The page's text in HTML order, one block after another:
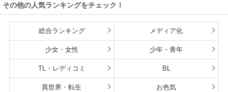
その他の人気ランキングをチェック！
総合ランキング メディア化
少女・女性 少年・青年
TL・レディコミ BL
異世界・転生 お色気